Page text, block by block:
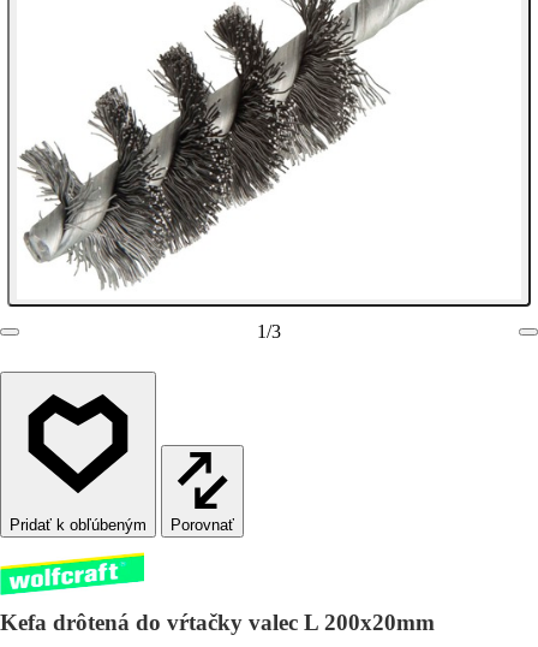
1/3
Porovnať
Kefa drôtená do vŕtačky valec L 200x20mm